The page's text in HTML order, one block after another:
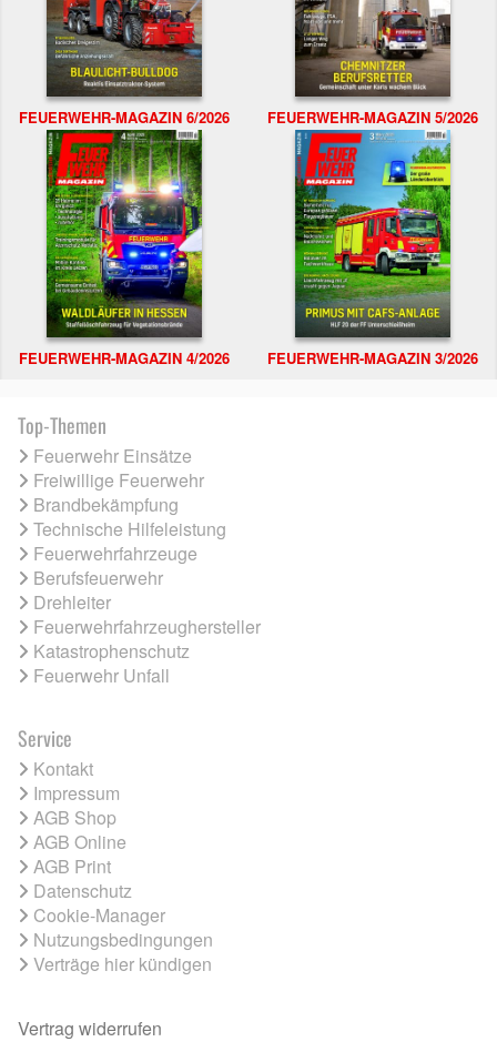
FEUERWEHR-MAGAZIN 6/2026 FEUERWEHR-MAGAZIN 5/2026
FEUERWEHR-MAGAZIN 4/2026 FEUERWEHR-MAGAZIN 3/2026
Top-Themen
Feuerwehr Einsätze
Freiwillige Feuerwehr
Brandbekämpfung
Technische Hilfeleistung
Feuerwehrfahrzeuge
Berufsfeuerwehr
Drehleiter
Feuerwehrfahrzeughersteller
Katastrophenschutz
Feuerwehr Unfall
Service
Kontakt
Impressum
AGB Shop
AGB Online
AGB Print
Datenschutz
Cookie-Manager
Nutzungsbedingungen
Verträge hier kündigen
Vertrag widerrufen